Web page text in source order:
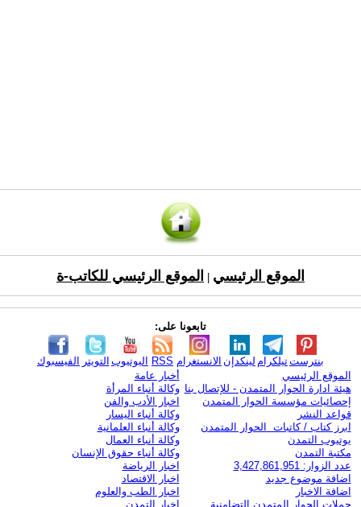
الموقع الرئيسي الموقع الرئيسي للكاتب-ة
تابعونا على:
الفيسبوك التويتر اليوتيوب RSS الانستغرام لينكدإن تيلكرامبنترست
الموقع الرئيسي
هيئة ادارة الحوار المتمدن - للإتصال بنا
إحصائيات مؤسسة الحوار المتمدن
قواعد النشر
ابرز كتاب / كاتبات الحوار المتمدن
يوتيوب التمدن
مكتبة التمدن
عدد الزوار: 3,427,861,951
اضافة موضوع جديد
اضافة الاخبار
حملات الحوار المتمدن التضامنية
أخبار عامة
وكالة أنباء المرأة
اخبار الأدب والفن
وكالة أنباء اليسار
وكالة أنباء العلمانية
وكالة أنباء العمال
وكالة أنباء حقوق الإنسان
اخبار الرياضة
اخبار الاقتصاد
اخبار الطب والعلوم
اخبار التمدن